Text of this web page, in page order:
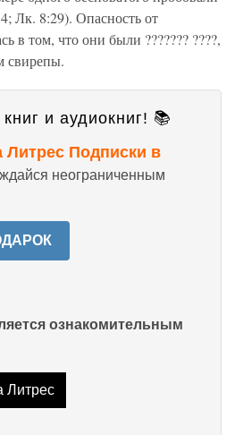
Лк. 8:29). Опасность от
в том, что они были ??????? ????,
свирепы.
и аудиокниг! 📚
Литрес Подписки в
неограниченным
ознакомительным
Литрес